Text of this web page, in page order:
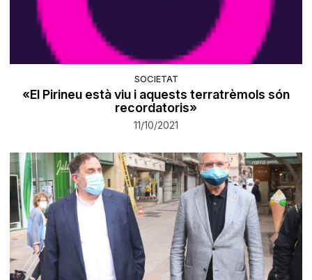
SOCIETAT
«El Pirineu està viu i aquests terratrèmols són
recordatoris»
11/10/2021